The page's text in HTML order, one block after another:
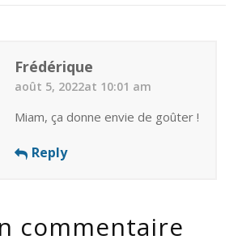
Frédérique
août 5, 2022at 10:01 am
Miam, ça donne envie de goûter !
Reply
commentaire